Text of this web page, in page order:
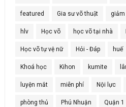
featured Gia sư võ thuật
hlv Học võ học võ tại nhà
Học võ tự vệ nữ Hỏi - Đáp huế
Khoá học Kihon kumite
luyện mắt miễn phí Nội lực
phòng thủ Phú Nhuận Quận 1